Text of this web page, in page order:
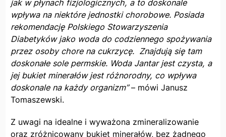
jak w płynach fizjologicznych, a to doskonale
wpływa na niektóre jednostki chorobowe. Posiada
rekomendację Polskiego Stowarzyszenia
Diabetyków jako woda do codziennego spożywania
przez osoby chore na cukrzycę. Znajdują się tam
doskonałe sole permskie. Woda Jantar jest czysta, a
jej bukiet minerałów jest różnorodny, co wpływa
doskonale na każdy organizm”– mówi Janusz
Tomaszewski.
Z uwagi na idealne i wyważona zmineralizowanie
oraz zróżnicowany bukiet minerałów, bez żadnego